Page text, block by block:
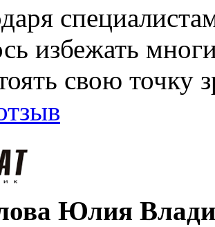
избежать
свою
Юлия